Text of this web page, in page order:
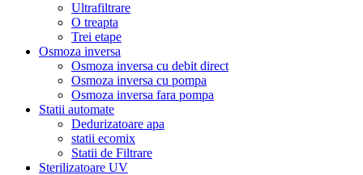
Ultrafiltrare
O treapta
Trei etape
Osmoza inversa
Osmoza inversa cu debit direct
Osmoza inversa cu pompa
Osmoza inversa fara pompa
Statii automate
Dedurizatoare apa
statii ecomix
Statii de Filtrare
Sterilizatoare UV